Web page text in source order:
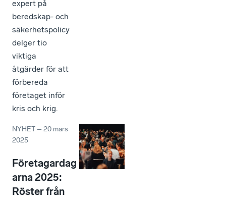
expert på
beredskap- och
säkerhetspolicy
delger tio
viktiga
åtgärder för att
förbereda
företaget inför
kris och krig.
NYHET –20 mars
2025
Företagardag
arna 2025:
Röster från